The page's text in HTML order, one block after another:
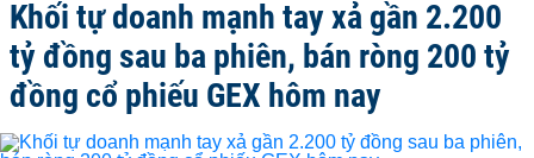
Khối tự doanh mạnh tay xả gần 2.200
tỷ đồng sau ba phiên, bán ròng 200 tỷ
đồng cổ phiếu GEX hôm nay